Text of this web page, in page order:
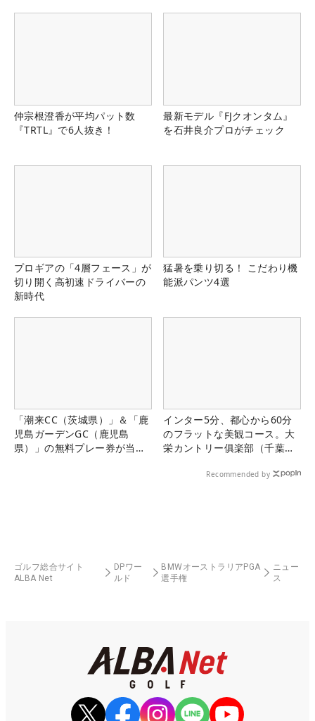
仲宗根澄香が平均パット数
『TRTL』で6人抜き！
最新モデル『FJクオンタム』
を石井良介プロがチェック
プロギアの「4層フェース」が
切り開く高初速ドライバーの
新時代
猛暑を乗り切る！ こだわり機
能派パンツ4選
「潮来CC（茨城県）」＆「鹿
児島ガーデンGC（鹿児島
県）」の無料プレー券が当た
インター5分、都心から60分
のフラットな美観コース。大
栄カントリー俱楽部（千葉
Recommended by
ゴルフ総合サイト
ALBA Net
DPワー
ルド
BMWオーストラリアPGA
選手権
ニュー
ス